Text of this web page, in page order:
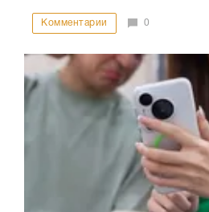
Комментарии 0